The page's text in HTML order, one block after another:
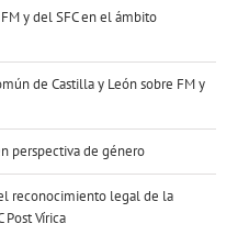
y del SFC en el ámbito
de Castilla y León sobre FM y
perspectiva de género
reconocimiento legal de la
Vírica